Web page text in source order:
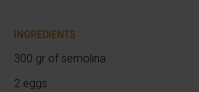
INGREDIENTS
300 gr of semolina
2 eggs